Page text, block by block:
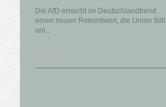
Die AfD erreicht im Deutschlandtrend
einen neuen Rekordwert, die Union fällt
unt...